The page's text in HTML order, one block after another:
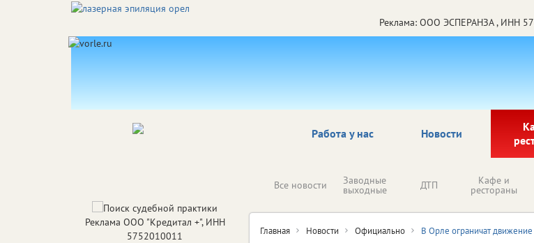
Реклама: ООО ЭСПЕРАНЗА , ИНН
Работа у нас Новости
Все новости Заводные
выходные ДТП Кафе и
рестораны
Главная Новости Официально В Орле ограничат движение
Реклама ООО "Кредитал +", ИНН
5752010011